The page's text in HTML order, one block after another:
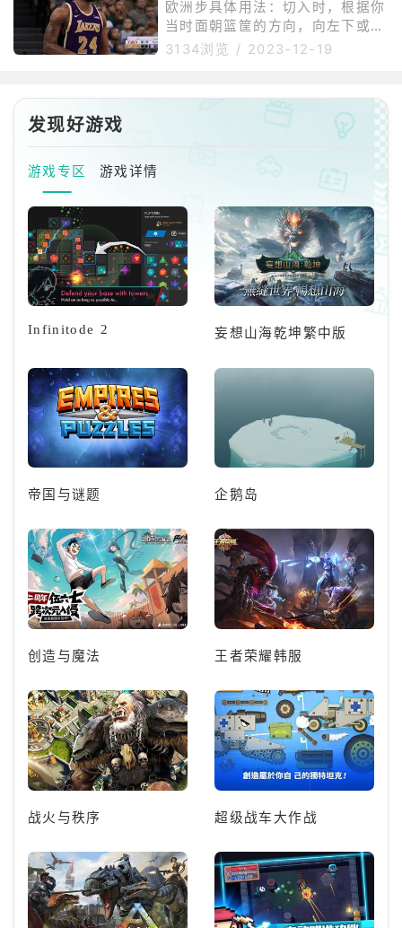
路线。
欧洲步具体用法：切入时，根据你
当时面朝篮筐的方向，向左下或者
右下推动右遥感，亦或是在切入时
然后双击投篮键或者往非运球手推
右摇杆。欧洲步的重点就是使用变
向来绕开防守球员，在结合上面欧
洲部的按法及操作在对手要使用前
贴身提前站位就可以限制欧洲步的
使用。如果提前挡位置失败，那么
一定要预判到对手的欧洲步的第二
步的方向提前去站位干扰对手，在
封盖的时候
3134浏览 / 2023-12-19
发现好游戏
游戏专区 游戏详情
Infinitode 2 妄想山海乾坤繁中版
帝国与谜题 企鹅岛
创造与魔法 王者荣耀韩服
战火与秩序 超级战车大作战